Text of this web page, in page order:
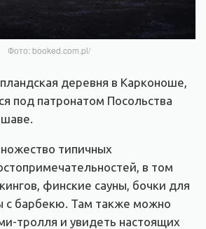
Фото: booked.com.pl/
деревня в Карконоше,
под патронатом Посольства
типичных
в том
финские сауны, бочки для
с барбекю. Там также можно
тролля и увидеть настоящих